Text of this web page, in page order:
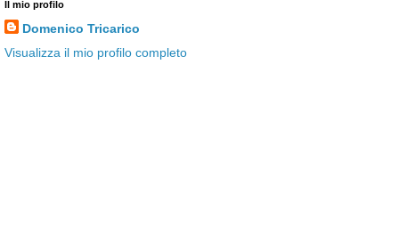
Il mio profilo
Domenico Tricarico
Visualizza il mio profilo completo